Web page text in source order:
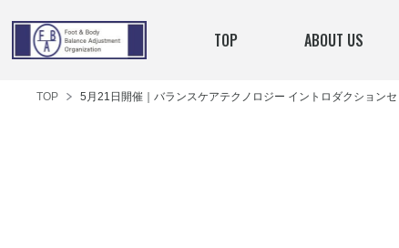
TOP ABOUT US
TOP 5月21日開催｜バランスケアテクノロジー イントロダクションセ